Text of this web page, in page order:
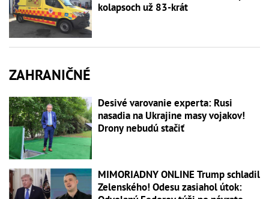
kolapsoch už 83-krát
ZAHRANIČNÉ
Desivé varovanie experta: Rusi
nasadia na Ukrajine masy vojakov!
Drony nebudú stačiť
MIMORIADNY ONLINE Trump schladil
Zelenského! Odesu zasiahol útok: